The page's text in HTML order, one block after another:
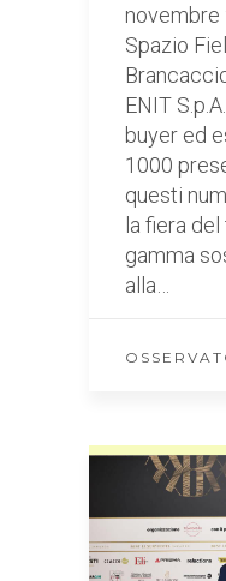
novembre
Spazio
ENIT
buyer ed
1000
questi
la fiera
gamma
alla…